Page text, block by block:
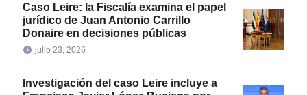
Caso Leire: la Fiscalía examina el papel
jurídico de Juan Antonio Carrillo
Donaire en decisiones públicas
julio 23, 2026
Investigación del caso Leire incluye a